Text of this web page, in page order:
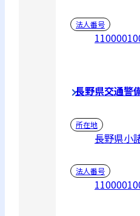
法人番号
長野県交通警
所在地
長野県小
法人番号